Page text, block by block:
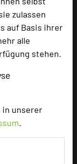
zulassen
auf Basis ihrer
alle
stehen.
in unserer
.